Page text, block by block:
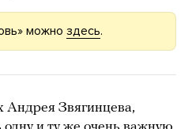
можно здесь.
Андрея Звягинцева,